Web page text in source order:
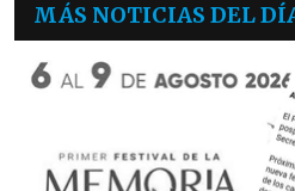
MÁS NOTICIAS DEL